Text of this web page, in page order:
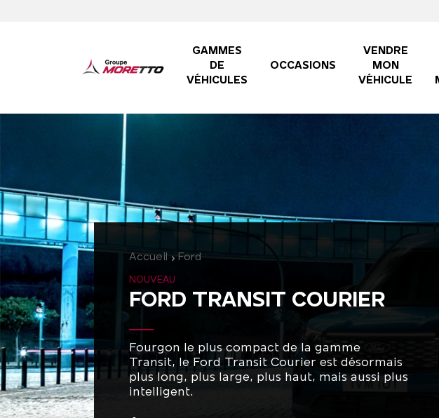
GAMMES
DE
VÉHICULES
OCCASIONS
VENDRE
MON
VÉHICULE
Accueil Ford
NOUVEAU
FORD TRANSIT COURIER
Fourgon le plus compact de la gamme
Transit, le Ford Transit Courier est désormais
plus long, plus large, plus haut, mais aussi plus
intelligent.